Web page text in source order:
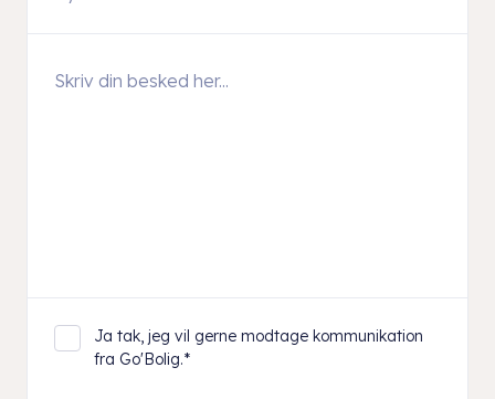
Ja tak, jeg vil gerne modtage kommunikation
fra Go'Bolig.*